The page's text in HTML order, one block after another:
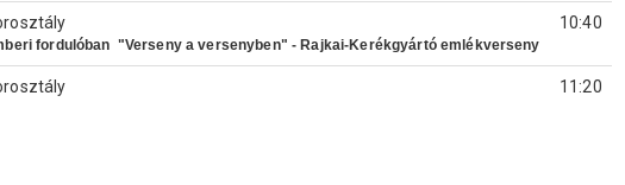
fordulóban "Verseny a versenyben" - Rajkai-Kerékgyártó emlékverseny
10:40
11:20